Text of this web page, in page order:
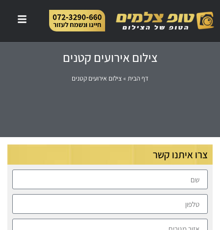
צילום אירועים קטנים
דף הבית » צילום אירועים קטנים
צרו איתנו קשר